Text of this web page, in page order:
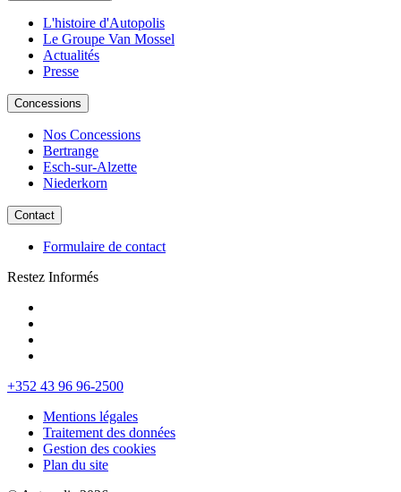
L'histoire d'Autopolis
Le Groupe Van Mossel
Actualités
Presse
Concessions
Nos Concessions
Bertrange
Esch-sur-Alzette
Niederkorn
Contact
Formulaire de contact
Restez Informés
+352 43 96 96-2500
Mentions légales
Traitement des données
Gestion des cookies
Plan du site